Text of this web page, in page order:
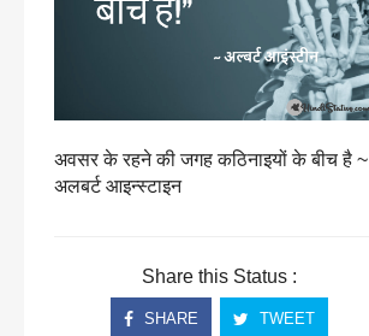
अवसर के रहने की जगह कठिनाइयों के बीच है ~
अलबर्ट आइन्स्टाइन
Share this Status :
SHARE TWEET